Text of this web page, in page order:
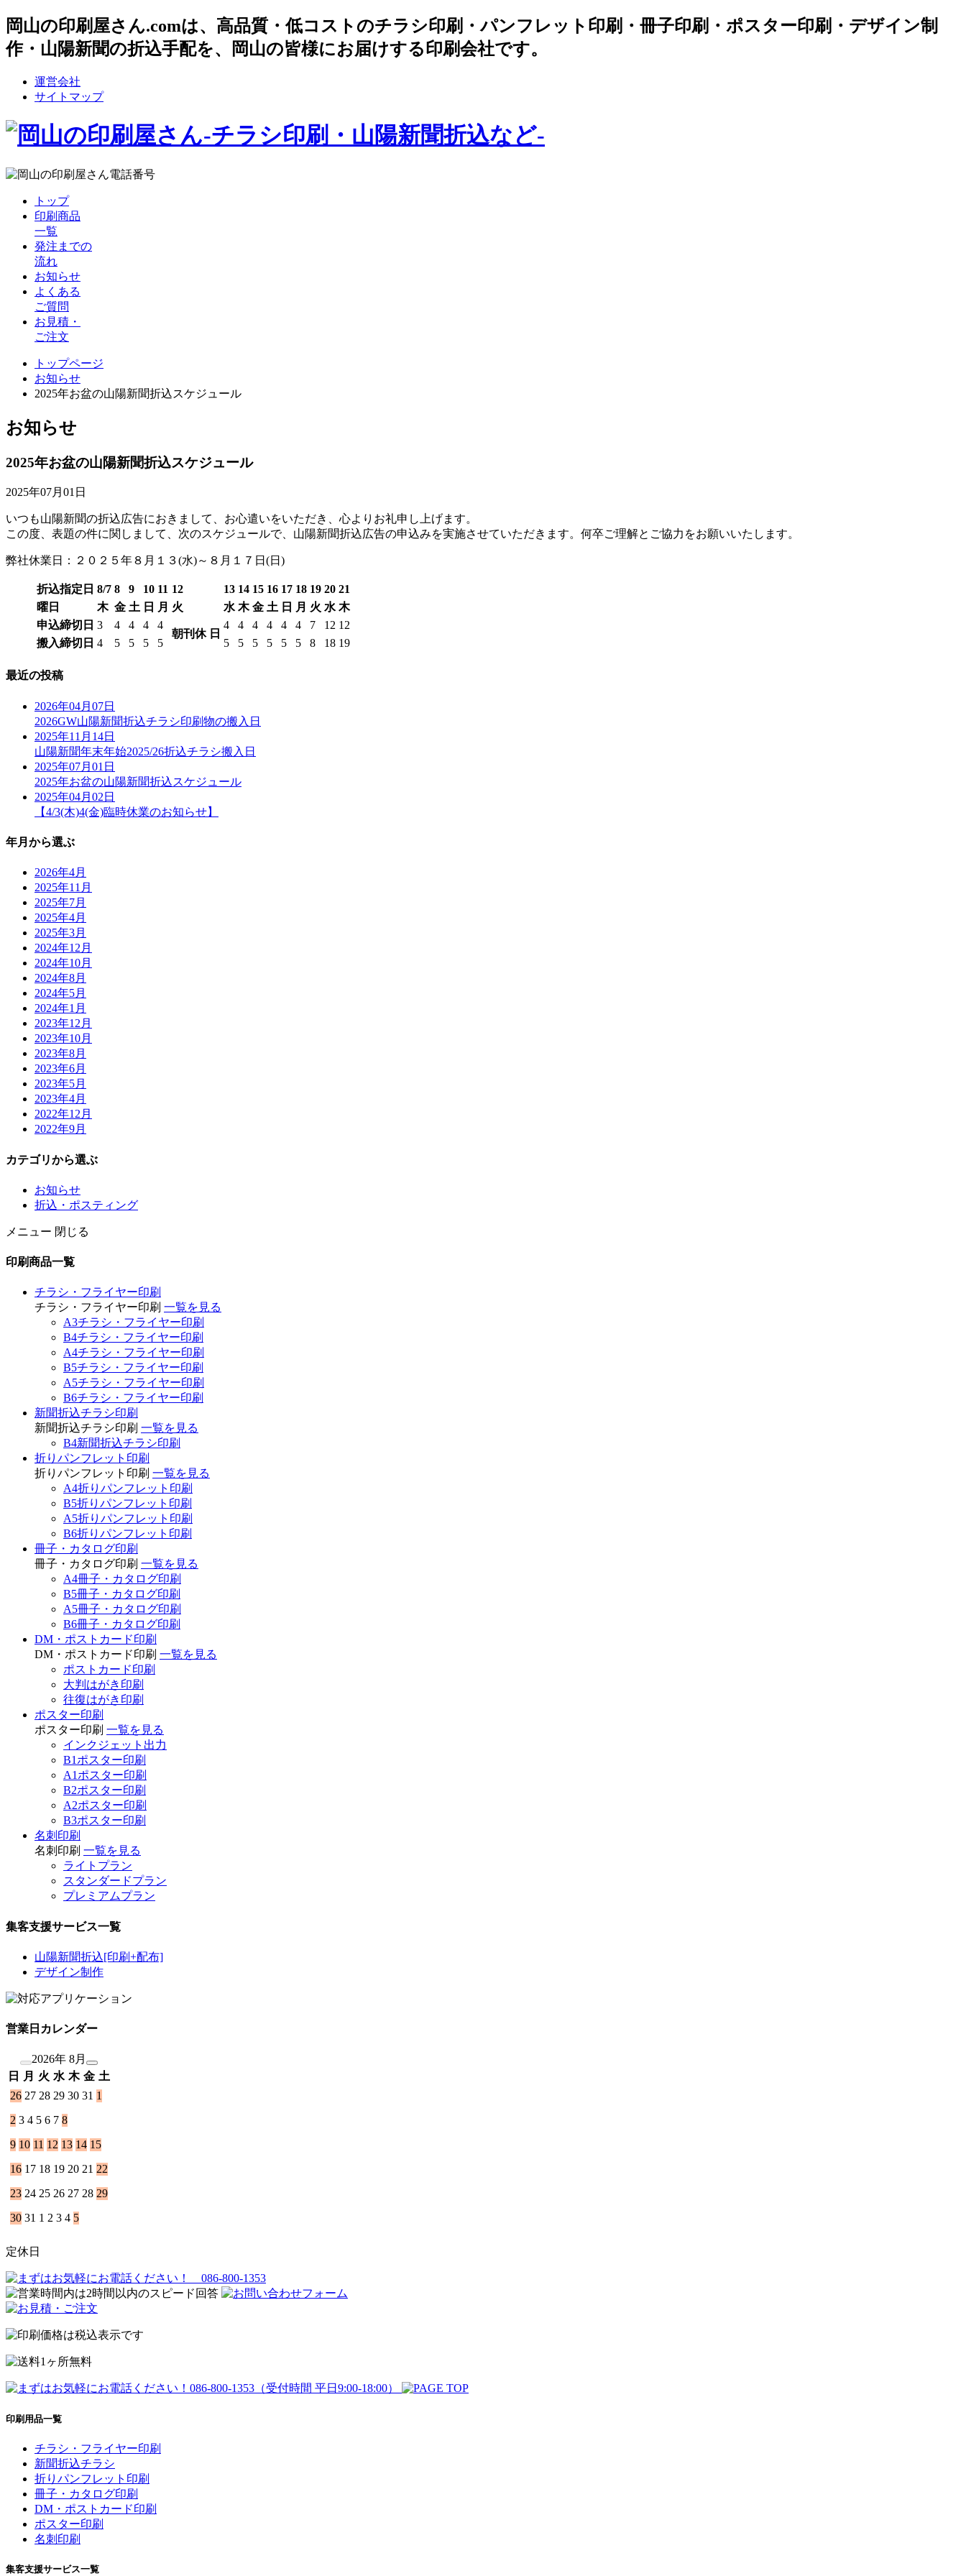
岡山の印刷屋さん.comは、高品質・低コストのチラシ印刷・パンフレット印刷・冊子印刷・ポスター印刷・デザイン制
作・山陽新聞の折込手配を、岡山の皆様にお届けする印刷会社です。
運営会社
サイトマップ
トップ
印刷商品
一覧
発注までの
流れ
お知らせ
よくある
ご質問
お見積・
ご注文
トップページ
お知らせ
2025年お盆の山陽新聞折込スケジュール
お知らせ
2025年お盆の山陽新聞折込スケジュール
2025年07月01日
いつも山陽新聞の折込広告におきまして、お心遣いをいただき、心よりお礼申し上げます。
この度、表題の件に関しまして、次のスケジュールで、山陽新聞折込広告の申込みを実施させていただきます。何卒ご理解とご協力をお願いいたします。
弊社休業日：２０２５年８月１３(水)～８月１７日(日)
折込指定日 8/7 8 9 10 11 12 13 14 15 16 17 18 19 20 21
曜日
木 金 土 日 月 火 水 木 金 土 日 月 火 水 木
申込締切日 3 4 4 4 4
朝刊休 日
4 4 4 4 4 4 7 12 12
搬入締切日 4 5 5 5 5 5 5 5 5 5 5 8 18 19
最近の投稿
2026年04月07日
2026GW山陽新聞折込チラシ印刷物の搬入日
2025年11月14日
山陽新聞年末年始2025/26折込チラシ搬入日
2025年07月01日
2025年お盆の山陽新聞折込スケジュール
2025年04月02日
【4/3(木)4(金)臨時休業のお知らせ】
年月から選ぶ
2026年4月
2025年11月
2025年7月
2025年4月
2025年3月
2024年12月
2024年10月
2024年8月
2024年5月
2024年1月
2023年12月
2023年10月
2023年8月
2023年6月
2023年5月
2023年4月
2022年12月
2022年9月
カテゴリから選ぶ
お知らせ
折込・ポスティング
メニュー 閉じる
印刷商品一覧
チラシ・フライヤー印刷
チラシ・フライヤー印刷 一覧を見る
A3チラシ・フライヤー印刷
B4チラシ・フライヤー印刷
A4チラシ・フライヤー印刷
B5チラシ・フライヤー印刷
A5チラシ・フライヤー印刷
B6チラシ・フライヤー印刷
新聞折込チラシ印刷
新聞折込チラシ印刷 一覧を見る
B4新聞折込チラシ印刷
折りパンフレット印刷
折りパンフレット印刷 一覧を見る
A4折りパンフレット印刷
B5折りパンフレット印刷
A5折りパンフレット印刷
B6折りパンフレット印刷
冊子・カタログ印刷
冊子・カタログ印刷 一覧を見る
A4冊子・カタログ印刷
B5冊子・カタログ印刷
A5冊子・カタログ印刷
B6冊子・カタログ印刷
DM・ポストカード印刷
DM・ポストカード印刷 一覧を見る
ポストカード印刷
大判はがき印刷
往復はがき印刷
ポスター印刷
ポスター印刷 一覧を見る
インクジェット出力
B1ポスター印刷
A1ポスター印刷
B2ポスター印刷
A2ポスター印刷
B3ポスター印刷
名刺印刷
名刺印刷 一覧を見る
ライトプラン
スタンダードプラン
プレミアムプラン
集客支援サービス一覧
山陽新聞折込[印刷+配布]
デザイン制作
営業日カレンダー
2026年 8月
日
月 火 水 木 金 土
26 27 28 29 30 31 1
2 3 4 5 6 7 8
9 10 11 12 13 14 15
16 17 18 19 20 21 22
23 24 25 26 27 28 29
30 31 1 2 3 4 5
定休日
印刷用品一覧
チラシ・フライヤー印刷
新聞折込チラシ
折りパンフレット印刷
冊子・カタログ印刷
DM・ポストカード印刷
ポスター印刷
名刺印刷
集客支援サービス一覧